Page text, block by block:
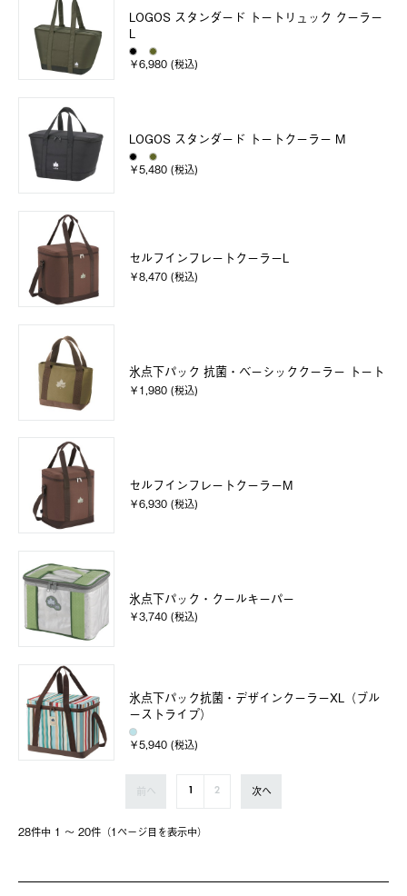
LOGOS スタンダード トートリュック クーラー
L
￥6,980 (税込)
LOGOS スタンダード トートクーラー M
￥5,480 (税込)
セルフインフレートクーラーL
￥8,470 (税込)
氷点下パック 抗菌・ベーシッククーラー トート
￥1,980 (税込)
セルフインフレートクーラーM
￥6,930 (税込)
氷点下パック・クールキーパー
￥3,740 (税込)
氷点下パック抗菌・デザインクーラーXL（ブル
ーストライプ）
￥5,940 (税込)
28件中 1 〜 20件（1ページ⽬を表⽰中）
前へ 1 2 次へ